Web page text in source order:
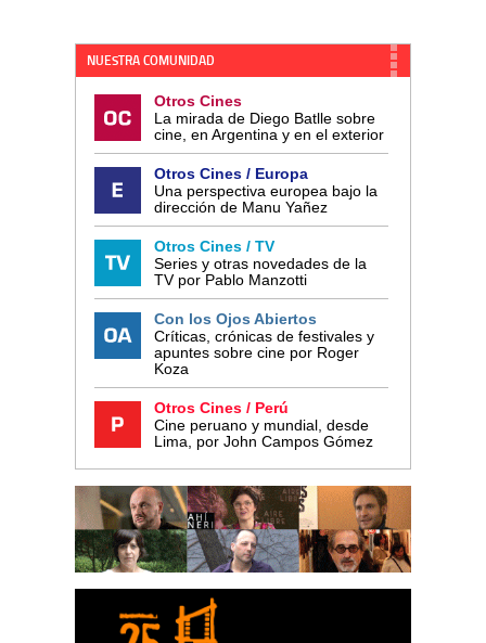
NUESTRA COMUNIDAD
Otros Cines
La mirada de Diego Batlle sobre
cine, en Argentina y en el exterior
Otros Cines / Europa
Una perspectiva europea bajo la
dirección de Manu Yañez
Otros Cines / TV
Series y otras novedades de la
TV por Pablo Manzotti
Con los Ojos Abiertos
Críticas, crónicas de festivales y
apuntes sobre cine por Roger
Koza
Otros Cines / Perú
Cine peruano y mundial, desde
Lima, por John Campos Gómez